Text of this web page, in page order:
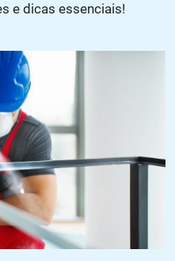
e dicas essenciais!
as vantagens e como